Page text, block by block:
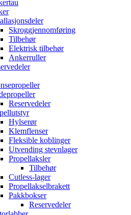
Skroggjennomføring
Tilbehør
Elektrisk tilbehør
Ankerruller
Reservedeler
Hylserør
Klemflenser
Fleksible koblinger
Utvending stevnlager
Propellaksler
Tilbehør
Cutless-lager
Propellakselbrakett
Pakkbokser
Reservedeler